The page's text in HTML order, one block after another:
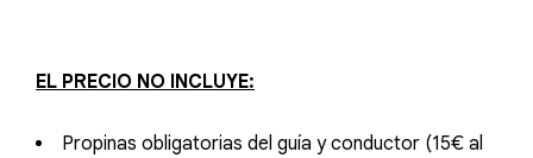
EL PRECIO NO INCLUYE:
Propinas obligatorias del guía y conductor (15€ al